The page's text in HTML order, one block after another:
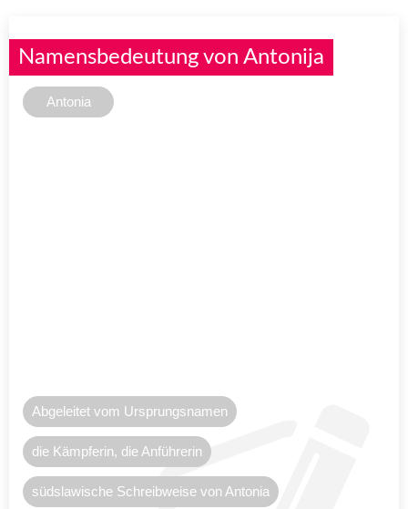
Namensbedeutung von Antonija
Antonia
Abgeleitet vom Ursprungsnamen
die Kämpferin, die Anführerin
südslawische Schreibweise von Antonia